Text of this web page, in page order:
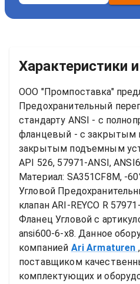
Характеристики
Предохранительный
стандарту ANSI - с
фланцевый - с закрытым
закрытым подъемным
API 526, 57971-ANSI,
Материал: SA351CF8M, -
Угловой
клапан ARI-REYCO R
Фланец Угловой с
ansi600-6-x8. Данное
компанией Ari Armaturen
поставщиком
комплектующих и